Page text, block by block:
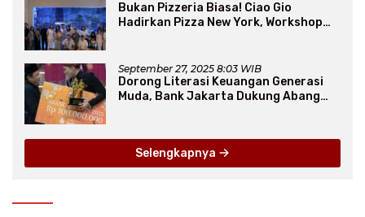
Bukan Pizzeria Biasa! Ciao Gio
Hadirkan Pizza New York, Workshop
September 27, 2025 8:03 WIB
Dorong Literasi Keuangan Generasi
Muda, Bank Jakarta Dukung Abang
Selengkapnya